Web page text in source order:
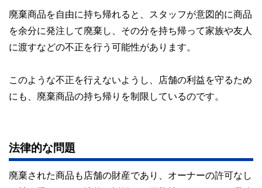
廃棄商品を自由に持ち帰れると、スタッフが意図的に商品
を余分に発注して廃棄し、その分を持ち帰って家族や友人
に渡すなどの不正を行う可能性があります。
このような不正を行えないようし、店舗の利益を守るため
にも、廃棄商品の持ち帰りを制限しているのです。
法律的な問題
廃棄された商品も店舗の財産であり、オーナーの許可なし